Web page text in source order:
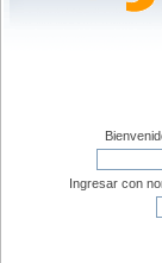
Ingresar con